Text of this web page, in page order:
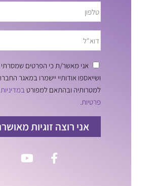
אני מאשר/ת כי הפרטים שמסרתי
ושייאספו אודותיי יישמרו במאגר
למטרותיה ובהתאם למפורט במדיניות
פרטיות.
אני רוצה זוגיות